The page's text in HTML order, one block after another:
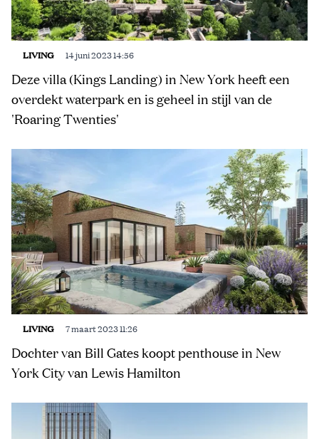
LIVING 14 juni 2023 14:56
Deze villa (Kings Landing) in New York heeft een
overdekt waterpark en is geheel in stijl van de
'Roaring Twenties'
LIVING 7 maart 2023 11:26
Dochter van Bill Gates koopt penthouse in New
York City van Lewis Hamilton